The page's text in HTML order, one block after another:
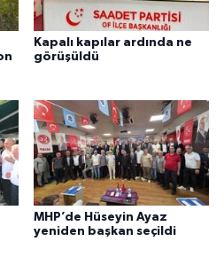
Kapalı kapılar ardında ne
görüşüldü
MHP’de Hüseyin Ayaz
yeniden başkan seçildi